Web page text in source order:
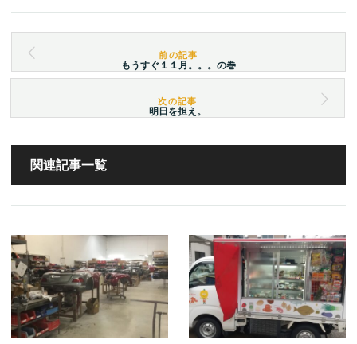
もうすぐ１１月。。。の巻
明日を担え。
関連記事一覧